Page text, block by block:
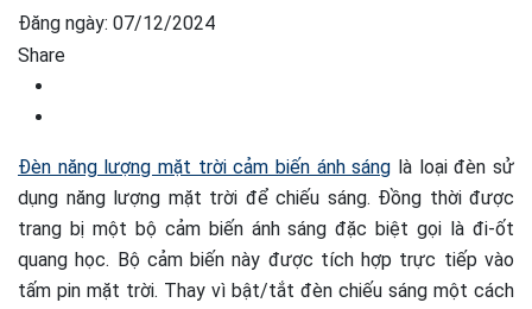
Đăng ngày: 07/12/2024
Share
Đèn năng lượng mặt trời cảm biến ánh sáng là loại đèn sử
dụng năng lượng mặt trời để chiếu sáng. Đồng thời được
trang bị một bộ cảm biến ánh sáng đặc biệt gọi là đi-ốt
quang học. Bộ cảm biến này được tích hợp trực tiếp vào
tấm pin mặt trời. Thay vì bật/tắt đèn chiếu sáng một cách